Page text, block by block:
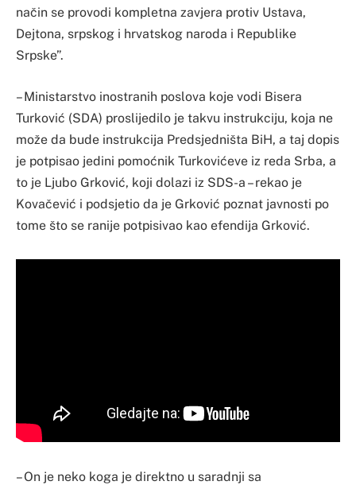
način se provodi kompletna zavjera protiv Ustava,
Dejtona, srpskog i hrvatskog naroda i Republike
Srpske”.
– Ministarstvo inostranih poslova koje vodi Bisera
Turković (SDA) proslijedilo je takvu instrukciju, koja ne
može da bude instrukcija Predsjedništa BiH, a taj dopis
je potpisao jedini pomoćnik Turkovićeve iz reda Srba, a
to je Ljubo Grković, koji dolazi iz SDS-a – rekao je
Kovačević i podsjetio da je Grković poznat javnosti po
tome što se ranije potpisivao kao efendija Grković.
– On je neko koga je direktno u saradnji sa